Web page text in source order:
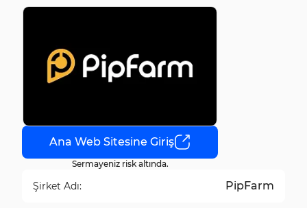
Ana Web Sitesine Giriş
Sermayeniz risk altında.
Şirket Adı: PipFarm